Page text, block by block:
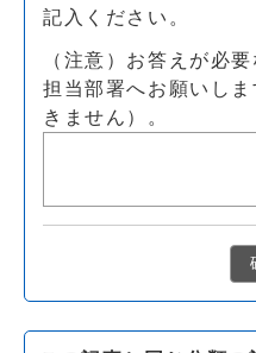
記入ください。
（注意）お答えが必
担当部署へお願いし
きません）。